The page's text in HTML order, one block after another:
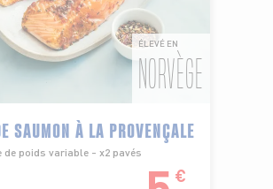
ÉLEVÉ EN
NORVÈGE
SAUMON À LA PROVENÇALE
de poids variable - x2 pavés
€